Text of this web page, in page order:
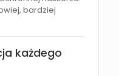
bardziej
każdego